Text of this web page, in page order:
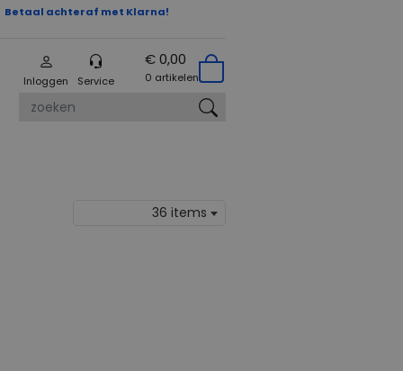
Betaal achteraf met Klarna!
Inloggen Service
€ 0,00
0 artikelen
36 items